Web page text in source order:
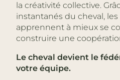
la créativité collective.
instantanés du cheval,
apprennent à mieux se
construire une
Le cheval devient le
votre équipe.